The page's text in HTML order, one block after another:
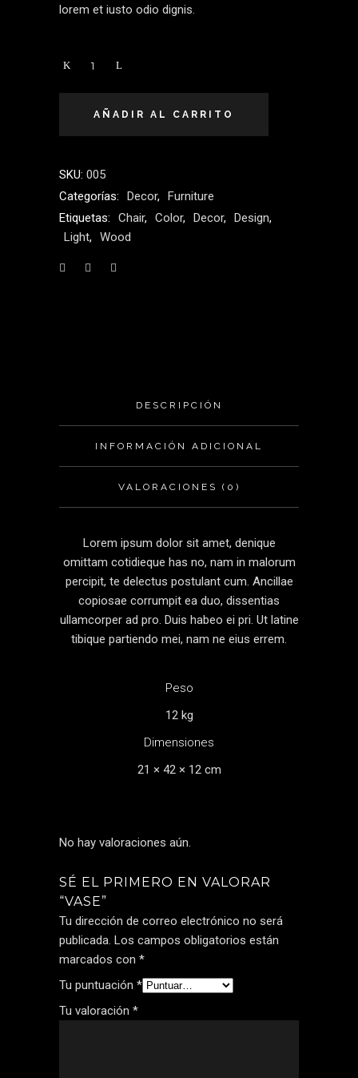
lorem et iusto odio dignis.
Vase
AÑADIR AL CARRITO
SKU: 005
Categorías:
Decor, Furniture
Etiquetas:
Chair, Color, Decor, Design,
Light, Wood
DESCRIPCIÓN
INFORMACIÓN ADICIONAL
VALORACIONES (0)
Lorem ipsum dolor sit amet, denique
omittam cotidieque has no, nam in malorum
percipit, te delectus postulant cum. Ancillae
copiosae corrumpit ea duo, dissentias
ullamcorper ad pro. Duis habeo ei pri. Ut latine
tibique partiendo mei, nam ne eius errem.
Peso
12 kg
Dimensiones
21 × 42 × 12 cm
No hay valoraciones aún.
SÉ EL PRIMERO EN VALORAR
“VASE”
Tu dirección de correo electrónico no será
publicada. Los campos obligatorios están
marcados con *
Tu puntuación *
Tu valoración *